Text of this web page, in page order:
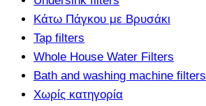
Κάτω Πάγκου με Βρυσάκι
Tap filters
Whole House Water Filters
Bath and washing machine filters
Χωρίς κατηγορία